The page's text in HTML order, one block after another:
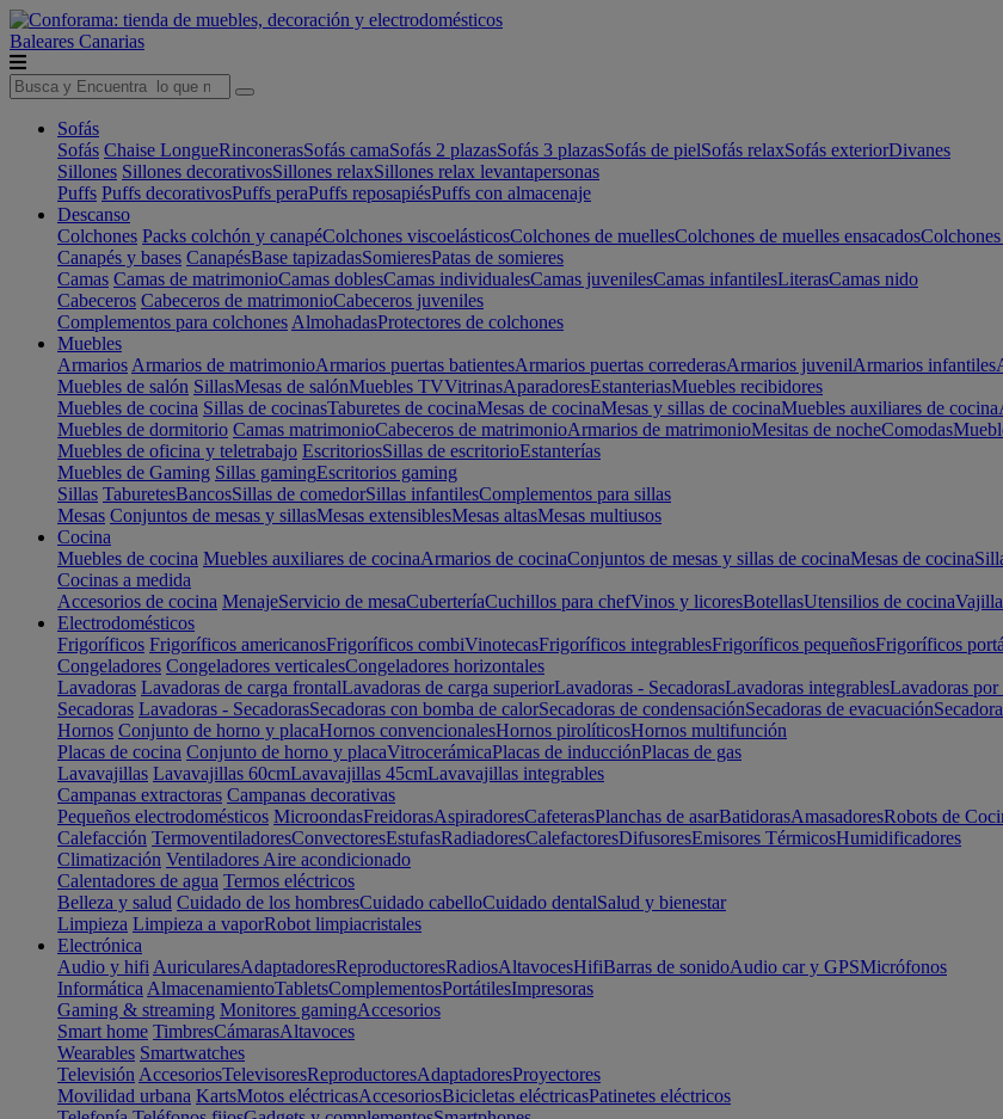
Baleares Canarias
Sofás
Sofás Chaise LongueRinconerasSofás camaSofás 2 plazasSofás 3 plazasSofás de pielSofás relaxSofás exteriorDivanes
Sillones Sillones decorativosSillones relaxSillones relax levantapersonas
Puffs Puffs decorativosPuffs peraPuffs reposapiésPuffs con almacenaje
Descanso
Colchones Packs colchón y canapéColchones viscoelásticosColchones de muellesColchones de muelles ensacados
Canapés y bases CanapésBase tapizadasSomieresPatas de somieres
Camas Camas de matrimonioCamas doblesCamas individualesCamas juvenilesCamas infantilesLiterasCamas nido
Cabeceros Cabeceros de matrimonioCabeceros juveniles
Complementos para colchones AlmohadasProtectores de colchones
Muebles
Armarios Armarios de matrimonioArmarios puertas batientesArmarios puertas correderasArmarios juvenilArmarios infantiles
Muebles de salón SillasMesas de salónMuebles TVVitrinasAparadoresEstanteriasMuebles recibidores
Muebles de cocina Sillas de cocinasTaburetes de cocinaMesas de cocinaMesas y sillas de cocinaMuebles auxiliares de cocina
Muebles de dormitorio Camas matrimonioCabeceros de matrimonioArmarios de matrimonioMesitas de nocheComodas
Muebles de oficina y teletrabajo EscritoriosSillas de escritorioEstanterías
Muebles de Gaming Sillas gamingEscritorios gaming
Sillas TaburetesBancosSillas de comedorSillas infantilesComplementos para sillas
Mesas Conjuntos de mesas y sillasMesas extensiblesMesas altasMesas multiusos
Cocina
Muebles de cocina Muebles auxiliares de cocinaArmarios de cocinaConjuntos de mesas y sillas de cocinaMesas de cocina
Cocinas a medida
Accesorios de cocina MenajeServicio de mesaCuberteríaCuchillos para chefVinos y licoresBotellasUtensilios de cocinaVajilla
Electrodomésticos
Frigoríficos Frigoríficos americanosFrigoríficos combiVinotecasFrigoríficos integrablesFrigoríficos pequeñosFrigoríficos
Congeladores Congeladores verticalesCongeladores horizontales
Lavadoras Lavadoras de carga frontalLavadoras de carga superiorLavadoras - SecadorasLavadoras integrablesLavadoras por
Secadoras Lavadoras - SecadorasSecadoras con bomba de calorSecadoras de condensaciónSecadoras de evacuación
Hornos Conjunto de horno y placaHornos convencionalesHornos pirolíticosHornos multifunción
Placas de cocina Conjunto de horno y placaVitrocerámicaPlacas de inducciónPlacas de gas
Lavavajillas Lavavajillas 60cmLavavajillas 45cmLavavajillas integrables
Campanas extractoras Campanas decorativas
Pequeños electrodomésticos MicroondasFreidorasAspiradoresCafeterasPlanchas de asarBatidorasAmasadoresRobots de
Calefacción TermoventiladoresConvectoresEstufasRadiadoresCalefactoresDifusoresEmisores TérmicosHumidificadores
Climatización Ventiladores Aire acondicionado
Calentadores de agua Termos eléctricos
Belleza y salud Cuidado de los hombresCuidado cabelloCuidado dentalSalud y bienestar
Limpieza Limpieza a vaporRobot limpiacristales
Electrónica
Audio y hifi AuricularesAdaptadoresReproductoresRadiosAltavocesHifiBarras de sonidoAudio car y GPSMicrófonos
Informática AlmacenamientoTabletsComplementosPortátilesImpresoras
Gaming & streaming Monitores gamingAccesorios
Smart home TimbresCámarasAltavoces
Wearables Smartwatches
Televisión AccesoriosTelevisoresReproductoresAdaptadoresProyectores
Movilidad urbana KartsMotos eléctricasAccesoriosBicicletas eléctricasPatinetes eléctricos